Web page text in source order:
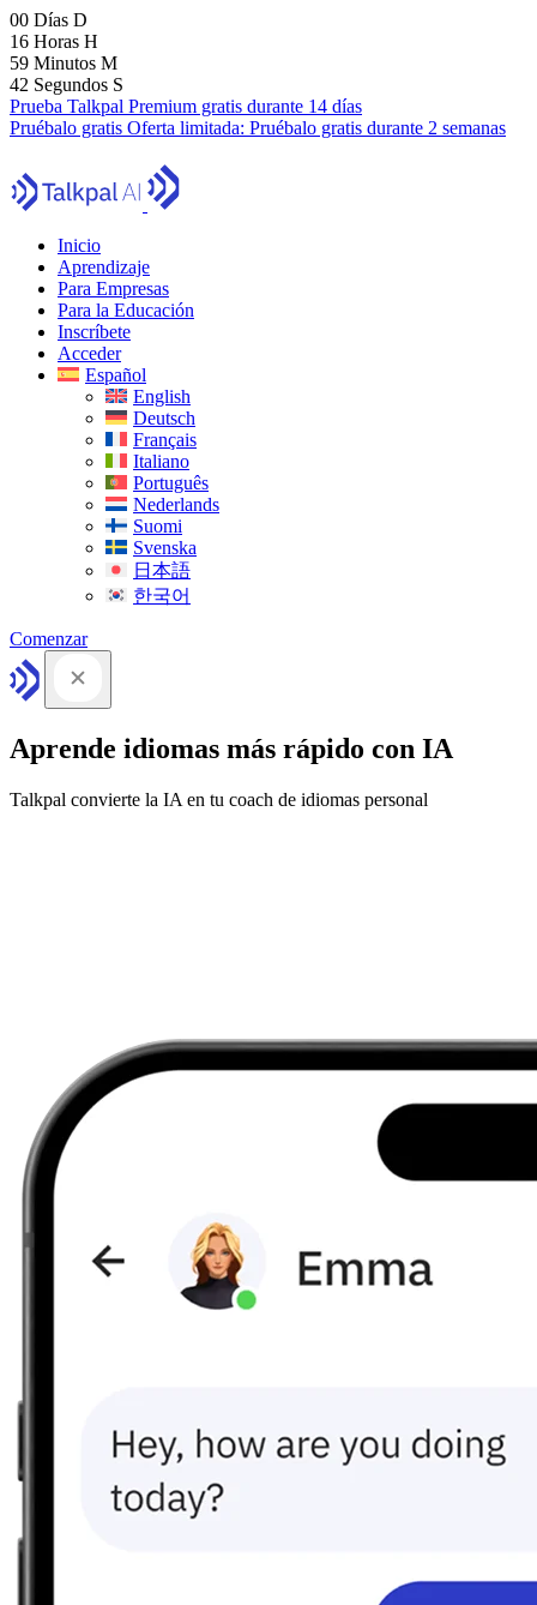
00 Días D
16 Horas H
59 Minutos M
40 Segundos S
Prueba Talkpal Premium gratis durante 14 días
Pruébalo gratis Oferta limitada: Pruébalo gratis durante 2 semanas
Inicio
Aprendizaje
Para Empresas
Para la Educación
Inscríbete
Acceder
Español
English
Deutsch
Français
Italiano
Português
Nederlands
Suomi
Svenska
日本語
한국어
Comenzar
Aprende idiomas más rápido con IA
Talkpal convierte la IA en tu coach de idiomas personal